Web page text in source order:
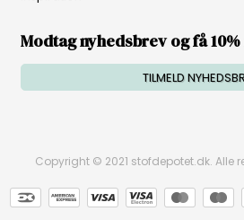
Modtag nyhedsbrev og få
TILMELD
Copyright © 2021 stofdepotet.dk. Alle